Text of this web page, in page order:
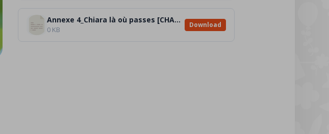
Annexe 4_Chiara là où passes [CHANSON]
0 KB
Download